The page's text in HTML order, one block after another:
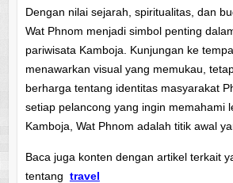
Dengan nilai sejarah, spiritualitas, dan
Wat Phnom menjadi simbol penting
pariwisata Kamboja. Kunjungan ke
menawarkan visual yang memukau,
berharga tentang identitas masyarakat
setiap pelancong yang ingin memahami
Kamboja, Wat Phnom adalah titik awal
Baca juga konten dengan artikel terkait
tentang travel